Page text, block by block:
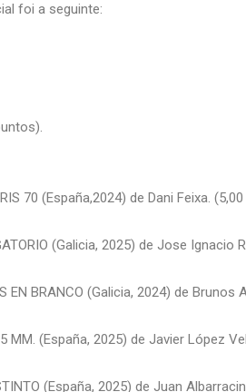
foi a seguinte:
70 (España,2024) de Dani Feixa.
(Galicia, 2025) de Jose Ignacio
EN BRANCO (Galicia, 2024) de Brunos
MM. (España, 2025) de Javier López
(España, 2025) de Juan Albarracin